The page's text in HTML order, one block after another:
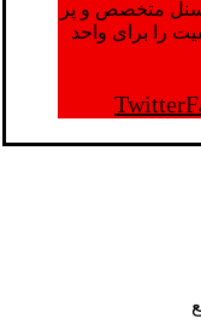
تن در کنار پرسنل متخصص و پر
را برای واحد
Twitter